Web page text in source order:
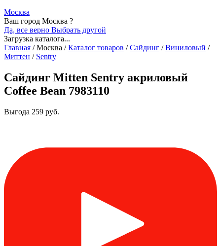
Москва
Ваш город Москва ?
Да, все верно Выбрать другой
Загрузка каталога...
Главная /Москва / Каталог товаров / Сайдинг / Виниловый /
Миттен / Sentry
Сайдинг Mitten Sentry акриловый
Coffee Bean 7983110
Выгода 259 руб.